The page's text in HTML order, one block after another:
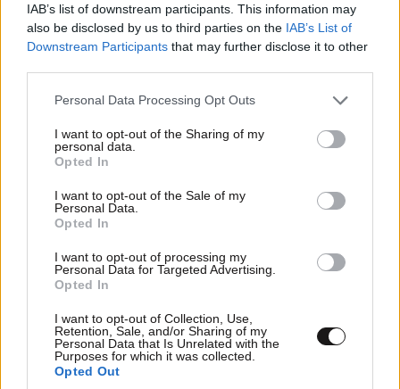
IAB’s list of downstream participants. This information may
also be disclosed by us to third parties on the IAB’s List of
Downstream Participants that may further disclose it to other
Please note that this website/app uses one or more Google
not limited to your visit or usage behaviour. You may click to
grant or deny consent to Google and its third-party tags to
use your data for below specified purposes in below Google
consent section.
Personal Data Processing Opt Outs
I want to opt-out of the Sharing of my
personal data.
Opted In
I want to opt-out of the Sale of my
Personal Data.
Opted In
I want to opt-out of processing my
Personal Data for Targeted Advertising.
Opted In
I want to opt-out of Collection, Use,
Retention, Sale, and/or Sharing of my
Personal Data that Is Unrelated with the
Purposes for which it was collected.
Opted Out
Σαρωτικοί έλεγχοι στις παραλίες: Drones
αποκάλυψαν παρανομίες – Σφραγίσματα και